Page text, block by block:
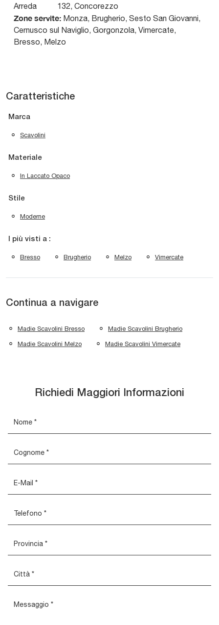
Arreda 132, Concorezzo
Zone servite: Monza, Brugherio, Sesto San Giovanni,
Cernusco sul Naviglio, Gorgonzola, Vimercate,
Bresso, Melzo
Caratteristiche
Marca
Scavolini
Materiale
In Laccato Opaco
Stile
Moderne
I più visti a :
Bresso Brugherio Melzo Vimercate
Continua a navigare
Madie Scavolini Bresso Madie Scavolini Brugherio
Madie Scavolini Melzo Madie Scavolini Vimercate
Richiedi Maggiori Informazioni